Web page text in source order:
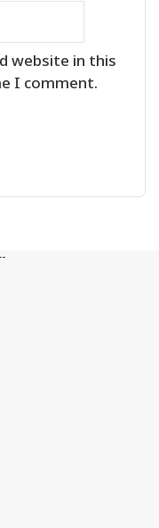
website in this
I comment.